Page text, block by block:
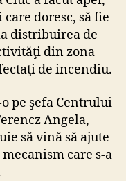
doresc, să fie
distribuirea de
din zona
de incendiu.
pe şefa Centrului
Angela,
să vină să ajute
care s-a